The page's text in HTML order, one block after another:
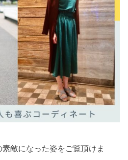
敵になった姿をご覧頂けま